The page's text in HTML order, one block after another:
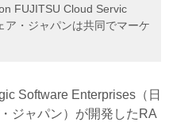
FUJITSU Cloud Servic
・ジャパンは共同でマーケ
Software Enterprises（日
ジャパン）が開発したRA